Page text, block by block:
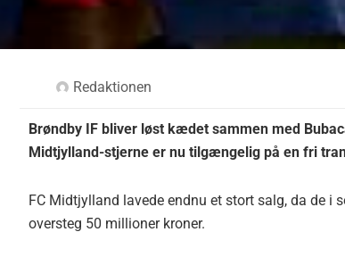
Redaktionen
Brøndby IF bliver løst kædet sammen med
Midtjylland-stjerne er nu tilgængelig på en fri
FC Midtjylland lavede endnu et stort salg, da de i
oversteg 50 millioner kroner.